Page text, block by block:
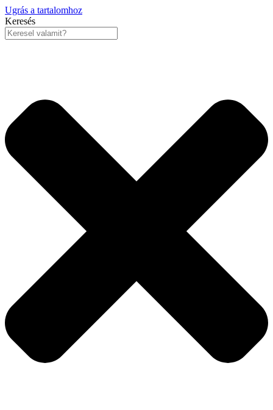
Ugrás a tartalomhoz
Keresés